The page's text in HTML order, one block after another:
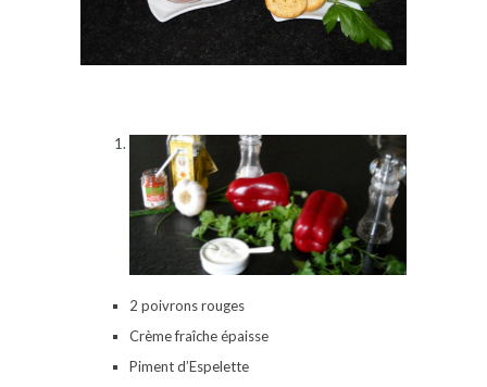
2 poivrons rouges
Crème fraîche épaisse
Piment d’Espelette